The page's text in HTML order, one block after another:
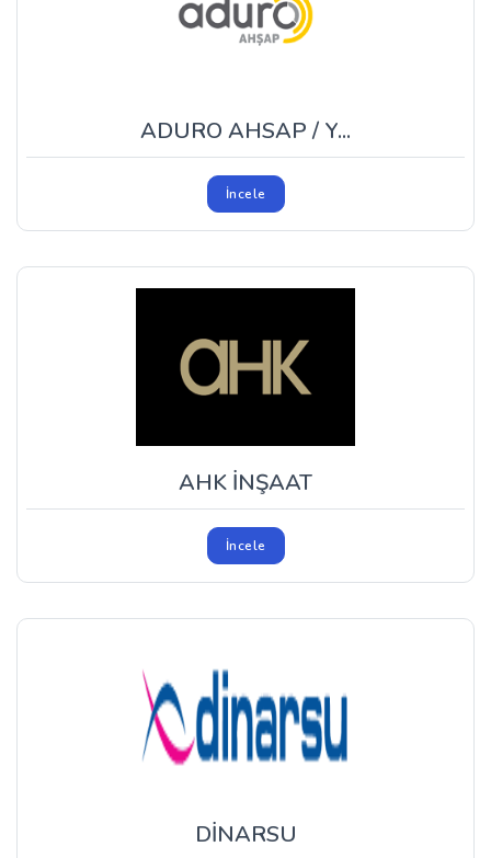
ADURO AHSAP / Y...
İncele
AHK İNŞAAT
İncele
DİNARSU